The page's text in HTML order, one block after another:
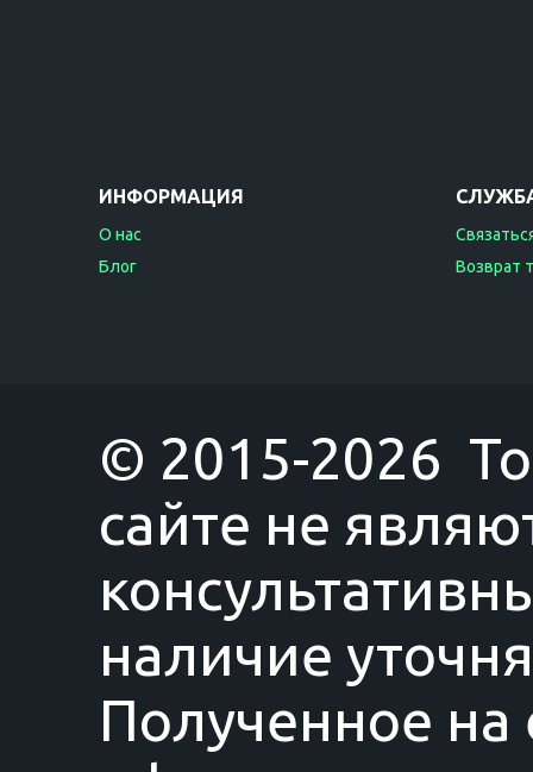
ИНФОРМАЦИЯ
О нас
Блог
Возврат
© 2015-2026
сайте не
наличие
Полученное на